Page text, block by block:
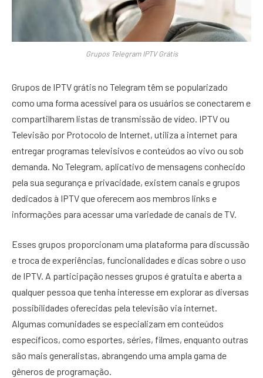
Grupos Telegram IPTV Grátis
Grupos de IPTV grátis no Telegram têm se popularizado
como uma forma acessível para os usuários se conectarem e
compartilharem listas de transmissão de vídeo. IPTV ou
Televisão por Protocolo de Internet, utiliza a internet para
entregar programas televisivos e conteúdos ao vivo ou sob
demanda. No Telegram, aplicativo de mensagens conhecido
pela sua segurança e privacidade, existem canais e grupos
dedicados à IPTV que oferecem aos membros links e
informações para acessar uma variedade de canais de TV.
Esses grupos proporcionam uma plataforma para discussão
e troca de experiências, funcionalidades e dicas sobre o uso
de IPTV. A participação nesses grupos é gratuita e aberta a
qualquer pessoa que tenha interesse em explorar as diversas
possibilidades oferecidas pela televisão via internet.
Algumas comunidades se especializam em conteúdos
específicos, como esportes, séries, filmes, enquanto outras
são mais generalistas, abrangendo uma ampla gama de
gêneros de programação.